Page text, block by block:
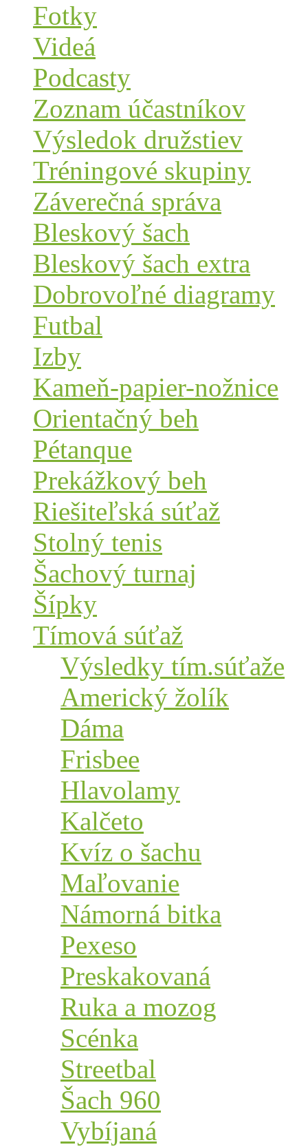
Fotky
Videá
Podcasty
Zoznam účastníkov
Výsledok družstiev
Tréningové skupiny
Záverečná správa
Bleskový šach
Bleskový šach extra
Dobrovoľné diagramy
Futbal
Izby
Kameň-papier-nožnice
Orientačný beh
Pétanque
Prekážkový beh
Riešiteľská súťaž
Stolný tenis
Šachový turnaj
Šípky
Tímová súťaž
Výsledky tím.súťaže
Americký žolík
Dáma
Frisbee
Hlavolamy
Kalčeto
Kvíz o šachu
Maľovanie
Námorná bitka
Pexeso
Preskakovaná
Ruka a mozog
Scénka
Streetbal
Šach 960
Vybíjaná